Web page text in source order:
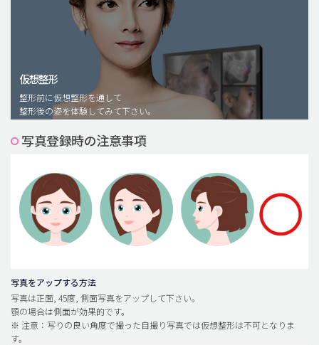
脂肪注入(アンチエイジング)
豊胸手術・バストアップ
プチ整形
メンズ整形
idリアルストーリー
idニュース
安全整形
料金一覧
ご相談のお問い合わせ
仮想整形
整形前に仮想整形を通して
整形後の姿を体験してみて下さい。
写真登録時の注意事項
写真をアップする方法
写真は正面, 45度, 側面写真をアップして下さい。
顎の場合は側面が効果的です。
※ 注意：写りの良い角度で撮った自撮り写真では仮想整形は不可となりま
す。